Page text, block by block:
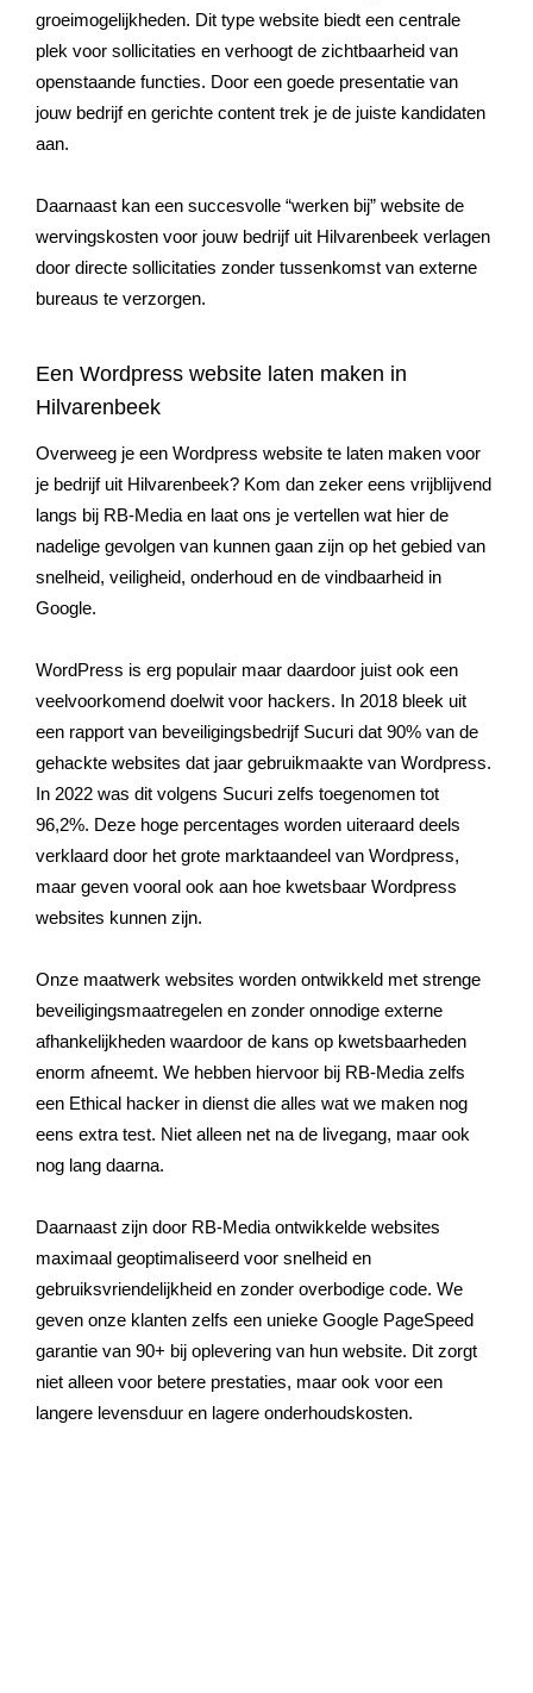
groeimogelijkheden. Dit type website biedt een centrale
plek voor sollicitaties en verhoogt de zichtbaarheid van
openstaande functies. Door een goede presentatie van
jouw bedrijf en gerichte content trek je de juiste kandidaten
aan.
Daarnaast kan een succesvolle “werken bij” website de
wervingskosten voor jouw bedrijf uit Hilvarenbeek verlagen
door directe sollicitaties zonder tussenkomst van externe
bureaus te verzorgen.
Een Wordpress website laten maken in
Hilvarenbeek
Overweeg je een Wordpress website te laten maken voor
je bedrijf uit Hilvarenbeek? Kom dan zeker eens vrijblijvend
langs bij RB-Media en laat ons je vertellen wat hier de
nadelige gevolgen van kunnen gaan zijn op het gebied van
snelheid, veiligheid, onderhoud en de vindbaarheid in
Google.
WordPress is erg populair maar daardoor juist ook een
veelvoorkomend doelwit voor hackers. In 2018 bleek uit
een rapport van beveiligingsbedrijf Sucuri dat 90% van de
gehackte websites dat jaar gebruikmaakte van Wordpress.
In 2022 was dit volgens Sucuri zelfs toegenomen tot
96,2%. Deze hoge percentages worden uiteraard deels
verklaard door het grote marktaandeel van Wordpress,
maar geven vooral ook aan hoe kwetsbaar Wordpress
websites kunnen zijn.
Onze maatwerk websites worden ontwikkeld met strenge
beveiligingsmaatregelen en zonder onnodige externe
afhankelijkheden waardoor de kans op kwetsbaarheden
enorm afneemt. We hebben hiervoor bij RB-Media zelfs
een Ethical hacker in dienst die alles wat we maken nog
eens extra test. Niet alleen net na de livegang, maar ook
nog lang daarna.
Daarnaast zijn door RB-Media ontwikkelde websites
maximaal geoptimaliseerd voor snelheid en
gebruiksvriendelijkheid en zonder overbodige code. We
geven onze klanten zelfs een unieke Google PageSpeed
garantie van 90+ bij oplevering van hun website. Dit zorgt
niet alleen voor betere prestaties, maar ook voor een
langere levensduur en lagere onderhoudskosten.